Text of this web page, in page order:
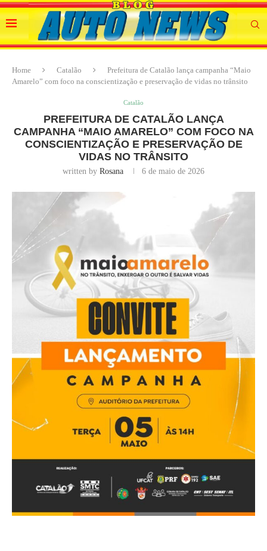
Home Catalão
Prefeitura de Catalão lança campanha “Maio
Amarelo” com foco na conscientização e preservação de vidas no trânsito
Catalão
PREFEITURA DE CATALÃO LANÇA
CAMPANHA “MAIO AMARELO” COM FOCO NA
CONSCIENTIZAÇÃO E PRESERVAÇÃO DE
VIDAS NO TRÂNSITO
written by Rosana 6 de maio de 2026